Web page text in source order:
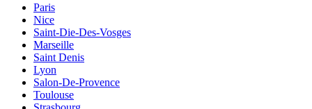
Paris
Nice
Saint-Die-Des-Vosges
Marseille
Saint Denis
Lyon
Salon-De-Provence
Toulouse